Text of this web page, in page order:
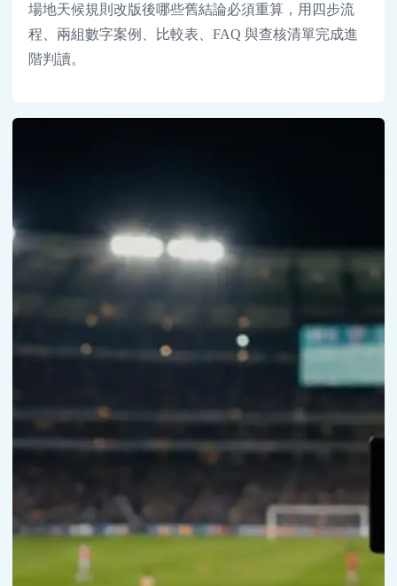
場地天候規則改版後哪些舊結論必須重算，用四步流
程、兩組數字案例、比較表、FAQ 與查核清單完成進
階判讀。